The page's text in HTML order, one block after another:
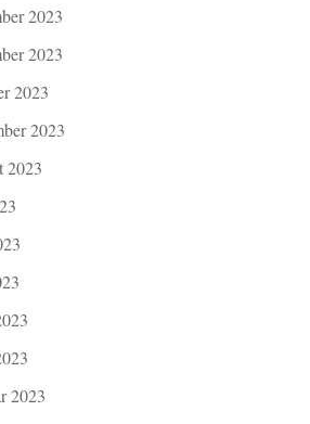
2023
2023
2023
2023
2023
2023